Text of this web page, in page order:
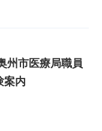
州市医療局職員
案内